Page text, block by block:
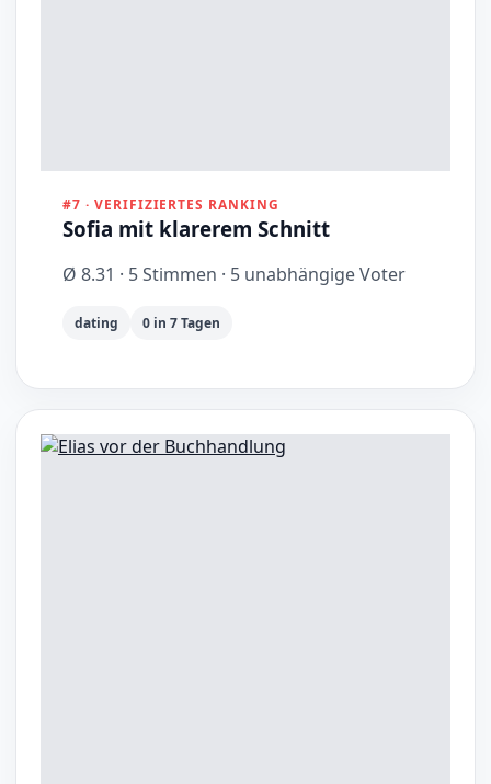
#7 · VERIFIZIERTES RANKING
Sofia mit klarerem Schnitt
Ø 8.31 · 5 Stimmen · 5 unabhängige Voter
dating 0 in 7 Tagen